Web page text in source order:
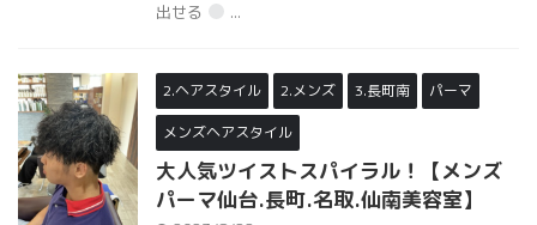
出せる
...
2.ヘアスタイル 2.メンズ 3.長町南 パーマ
メンズヘアスタイル
大人気ツイストスパイラル！【メンズ
パーマ仙台.長町.名取.仙南美容室】